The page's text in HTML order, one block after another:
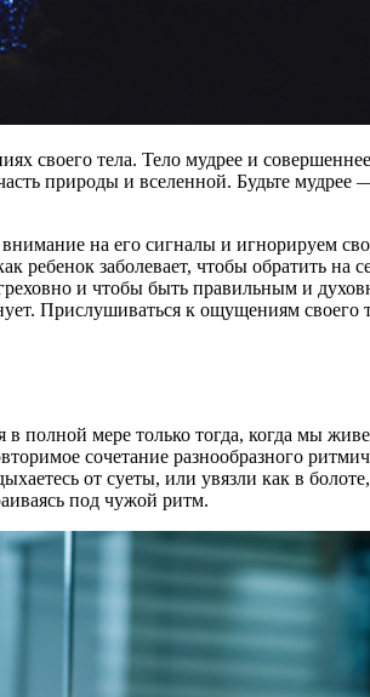
своего тела. Тело мудрее и
природы и вселенной. Будьте
на его сигналы и игнорируем
ребенок заболевает, чтобы обратить
и чтобы быть правильным и
Прислушиваться к ощущениям
полной мере только тогда, когда мы
сочетание разнообразного
от суеты, или увязли как в
под чужой ритм.